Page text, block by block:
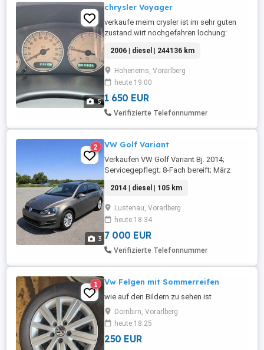
5
chrysler Voyager
verkaufe meim crysler ist im sehr guten
zustand wirt nochgefahren lochung:
+sommer reifen automatik auto gerne bei
fragen melden
2006 | diesel | 244136 km
Hohenems, Vorarlberg
heute 19:00
1 650 EUR
Verifizierte Telefonnummer
3
2 VW Golf Variant
Verkaufen VW Golf Variant Bj. 2014;
Servicegepflegt; 8-Fach bereift; März
2014 | diesel | 105 km
Lustenau, Vorarlberg
heute 18:34
7 000 EUR
Verifizierte Telefonnummer
1 Vw Felgen mit Sommerreifen
wie auf den Bildern zu sehen ist
Dornbirn, Vorarlberg
heute 18:25
250 EUR